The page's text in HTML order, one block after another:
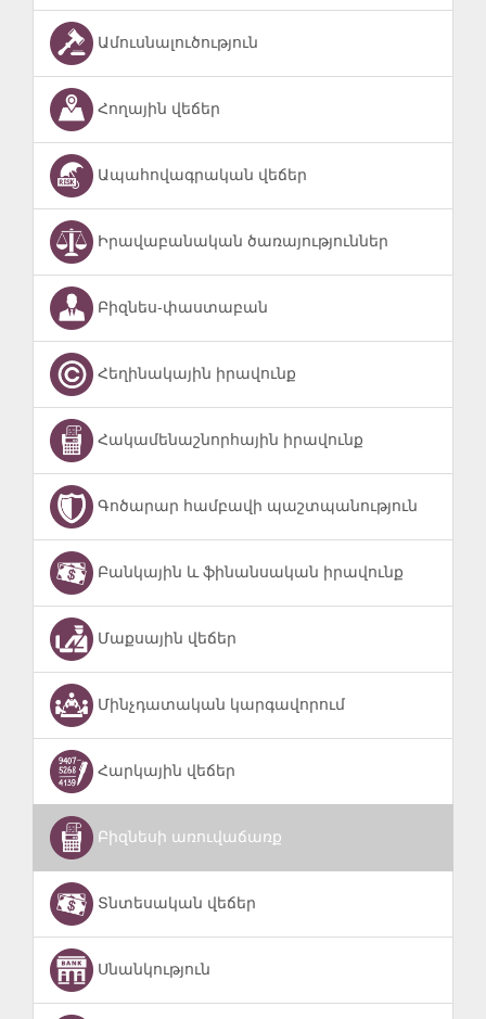
Ամուսնալուծություն
Հողային վեճեր
Ապահովագրական վեճեր
Իրավաբանական ծառայություններ
Բիզնես-փաստաբան
Հեղինակային իրավունք
Հակամենաշնորհային իրավունք
Գոծարար համբավի պաշտպանություն
Բանկային և ֆինանսական իրավունք
Մաքսային վեճեր
Մինչդատական կարգավորում
Հարկային վեճեր
Բիզնեսի առուվաճառք
Տնտեսական վեճեր
Սնանկություն